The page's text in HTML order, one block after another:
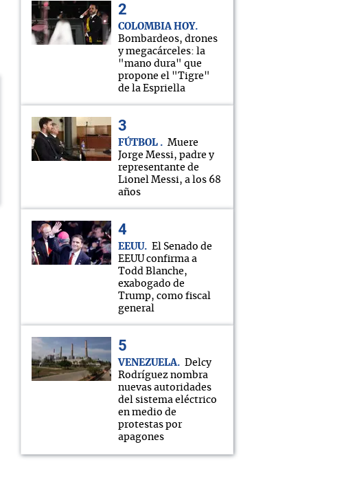
COLOMBIA HOY
Bombardeos, drones
y megacárceles: la
"mano dura" que
propone el "Tigre"
de la Espriella
FÚTBOL
Muere
Jorge Messi, padre y
representante de
Lionel Messi, a los 68
años
EEUU
El Senado de
EEUU confirma a
Todd Blanche,
exabogado de
Trump, como fiscal
general
VENEZUELA
Delcy
Rodríguez nombra
nuevas autoridades
del sistema eléctrico
en medio de
protestas por
apagones